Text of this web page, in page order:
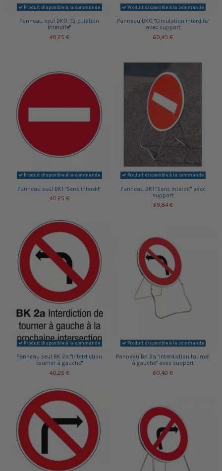
Produit disponible à la commande
Panneau seul BK0 "Circulation
interdite"
40,25 €
Produit disponible à la commande
Panneau BK0 "Circulation interdite"
avec support
60,40 €
Produit disponible à la commande
Panneau seul BK1 "Sens interdit"
40,25 €
Produit disponible à la commande
Panneau BK1 "Sens interdit" avec
support
69,84 €
Produit disponible à la commande
Panneau seul BK 2a "Interdiction
tourner à gauche"
40,25 €
Produit disponible à la commande
Panneau BK 2a "Interdiction tourner
à gauche" avec support
60,40 €